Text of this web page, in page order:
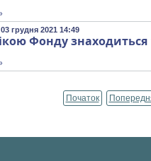
грудня 2021 14:49
Фонду знаходиться
Початок